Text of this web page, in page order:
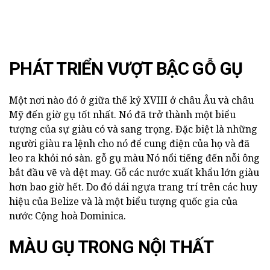
PHÁT TRIỂN VƯỢT BẬC GỖ GỤ
Một nơi nào đó ở giữa thế kỷ XVIII ở châu Âu và châu
Mỹ đến giờ gụ tốt nhất. Nó đã trở thành một biểu
tượng của sự giàu có và sang trọng. Đặc biệt là những
người giàu ra lệnh cho nó để cung điện của họ và đã
leo ra khỏi nó sàn. gỗ gụ màuNó nổi tiếng đến nỗi ông
bắt đầu vẽ và dệt may. Gỗ các nước xuất khẩu lớn giàu
hơn bao giờ hết. Do đó dái ngựa trang trí trên các huy
hiệu của Belize và là một biểu tượng quốc gia của
nước Cộng hoà Dominica.
MÀU GỤ TRONG NỘI THẤT